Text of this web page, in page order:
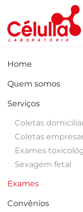
Skip to main
Home
Quem somos
Serviços
Coletas
Coletas
Exames
Sexagem fetal
Exames
Convênios